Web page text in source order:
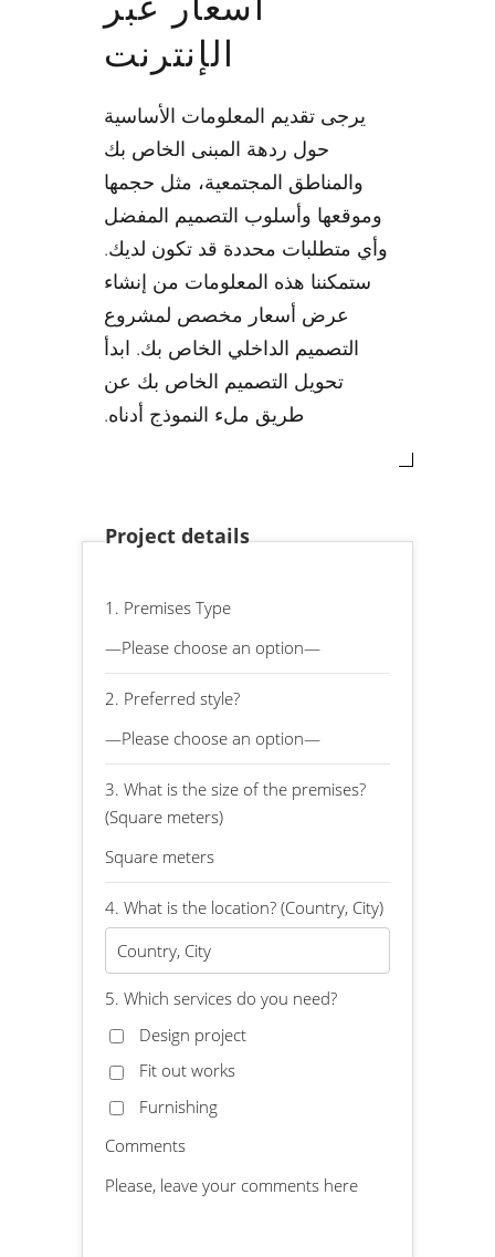
أسعار عبر
الإنترنت
يرجى تقديم المعلومات الأساسية
حول ردهة المبنى الخاص بك
والمناطق المجتمعية، مثل حجمها
وموقعها وأسلوب التصميم المفضل
وأي متطلبات محددة قد تكون لديك.
ستمكننا هذه المعلومات من إنشاء
عرض أسعار مخصص لمشروع
التصميم الداخلي الخاص بك. ابدأ
تحويل التصميم الخاص بك عن
طريق ملء النموذج أدناه.
Project details
1. Premises Type
2. Preferred style?
3. What is the size of the premises?
(Square meters)
4. What is the location? (Country, City)
5. Which services do you need?
Design project
Fit out works
Furnishing
Comments